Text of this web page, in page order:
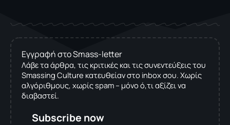
Εγγραφή στο Smass-letter
Λάβε τα άρθρα, τις κριτικές και τις συνεντεύξεις του
Smassing Culture κατευθείαν στο inbox σου. Χωρίς
αλγόριθμους, χωρίς spam – μόνο ό,τι αξίζει να
διαβαστεί.
Subscribe now